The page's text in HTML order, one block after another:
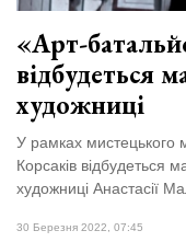
«Арт-
відбудеться
художниці
У рамках мистецького
Корсаків відбудеться
художниці Анастасії
30 Березня 2022, 07:45